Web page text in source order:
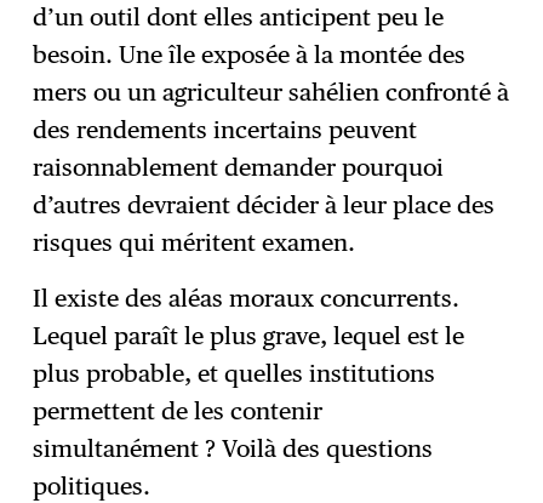
d’un outil dont elles anticipent peu le
besoin. Une île exposée à la montée des
mers ou un agriculteur sahélien confronté à
des rendements incertains peuvent
raisonnablement demander pourquoi
d’autres devraient décider à leur place des
risques qui méritent examen.
Il existe des aléas moraux concurrents.
Lequel paraît le plus grave, lequel est le
plus probable, et quelles institutions
permettent de les contenir
simultanément ? Voilà des questions
politiques.